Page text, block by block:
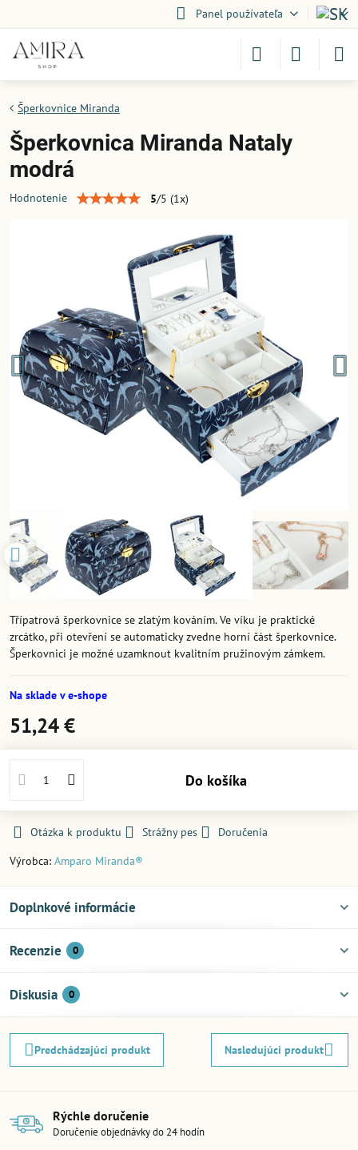
Panel používateľa
Šperkovnice Miranda
Šperkovnica Miranda Nataly
modrá
Hodnotenie 5/5 (1x)
Třípatrová šperkovnice se zlatým kováním. Ve víku je praktické
zrcátko, při otevření se automaticky zvedne horní část šperkovnice.
Šperkovnici je možné uzamknout kvalitním pružinovým zámkem.
Na sklade v e-shope
51,24 €
Do košíka
Otázka k produktu Strážny pes
Doručenia
Výrobca: Amparo Miranda®
Doplnkové informácie
Recenzie 0
Diskusia 0
Predchádzajúci produkt Nasledujúci produkt
Rýchle doručenie
Doručenie objednávky do 24 hodín